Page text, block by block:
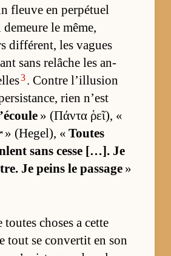
fleuve en per­pé­tuel
le mê­me,
dif­fé­rent, les vagues
sans re­lâche les an­
3. Contre l’illu­sion
rien n’est
» (Πάντα ῥεῖ), «
» (He­gel), « Toutes
sans cesse […]. Je
Je peins le pas­sage »
toutes choses a cette
tout se conver­tit en son